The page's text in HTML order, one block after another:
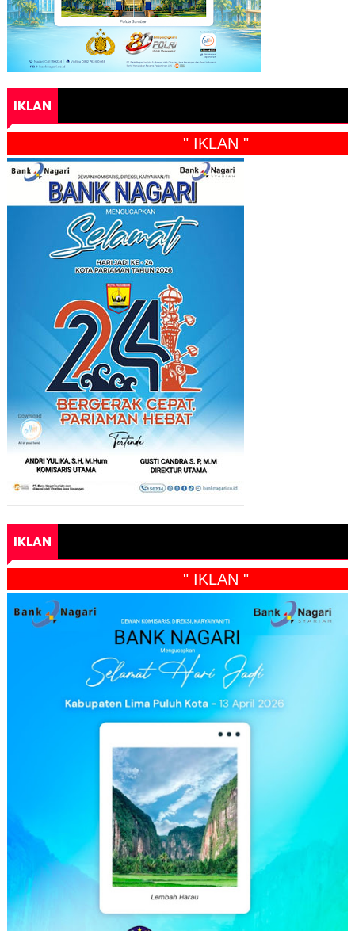
IKLAN
" IKLAN "
IKLAN
" IKLAN "